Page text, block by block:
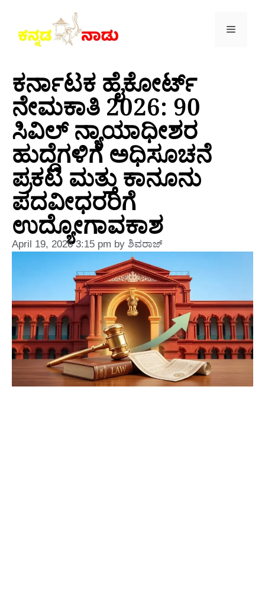
ಕರ್ನಾಟಕ ಹೈಕೋರ್ಟ್
ನೇಮಕಾತಿ 2026: 90
ಸಿವಿಲ್ ನ್ಯಾಯಾಧೀಶರ
ಹುದ್ದೆಗಳಿಗೆ ಅಧಿಸೂಚನೆ
ಪ್ರಕಟ ಮತ್ತು ಕಾನೂನು
ಪದವೀಧರರಿಗೆ
ಉದ್ಯೋಗಾವಕಾಶ
April 19, 2026 3:15 pm by ಶಿವರಾಜ್